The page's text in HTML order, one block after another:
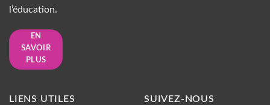
l’éducation.
EN
SAVOIR
PLUS
LIENS UTILES SUIVEZ-NOUS